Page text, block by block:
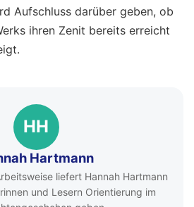
Aufschluss darüber geben, ob
ihren Zenit bereits erreicht
HH
Hartmann
liefert Hannah Hartmann
und Lesern Orientierung im